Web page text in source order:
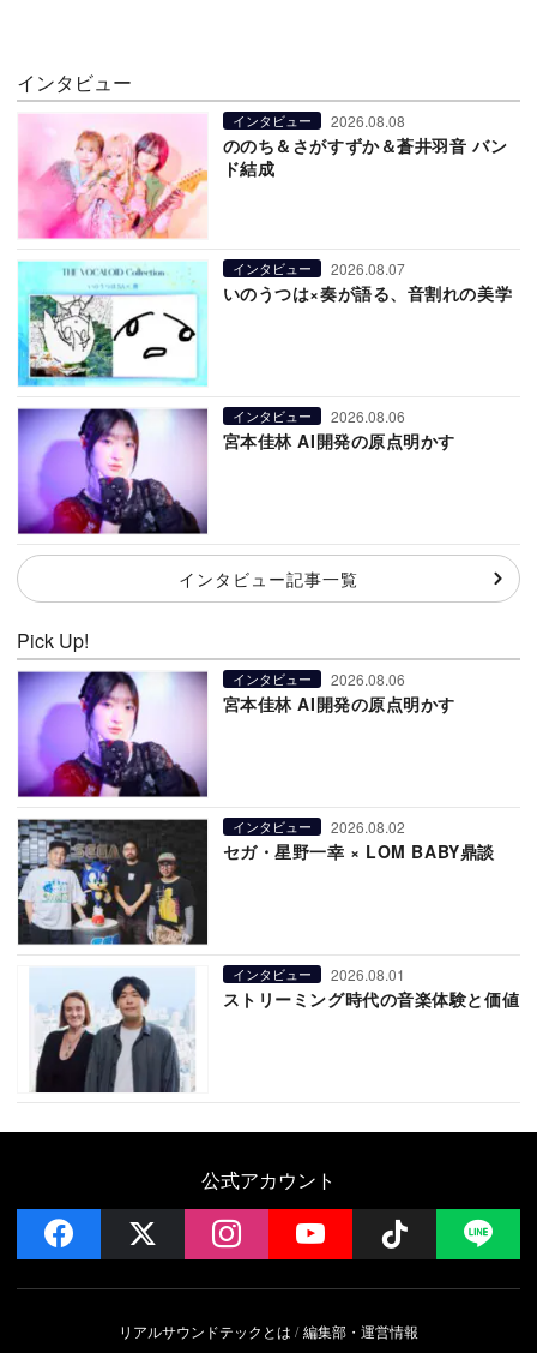
インタビュー
インタビュー 2026.08.08
ののち＆さがすずか＆蒼井羽音 バン
ド結成
インタビュー 2026.08.07
いのうつは×奏が語る、音割れの美学
インタビュー 2026.08.06
宮本佳林 AI開発の原点明かす
インタビュー記事一覧
Pick Up!
インタビュー 2026.08.06
宮本佳林 AI開発の原点明かす
インタビュー 2026.08.02
セガ・星野一幸 × LOM BABY鼎談
インタビュー 2026.08.01
ストリーミング時代の音楽体験と価値
公式アカウント
facebook instagramYouTube Follow
リアルサウンドテックとは 編集部・運営情報